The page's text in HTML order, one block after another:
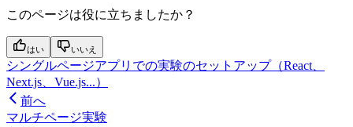
このページは役に立ちましたか？
はい いいえ
シングルページアプリでの実験のセットアップ（React、
Next.js、Vue.js...）
前へ
マルチページ実験